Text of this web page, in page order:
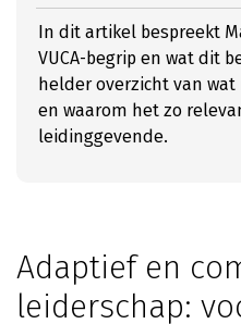
In dit artikel bespreekt
VUCA-begrip en wat dit
helder overzicht van
en waarom het zo
leidinggevende.
Adaptief en
leiderschap: